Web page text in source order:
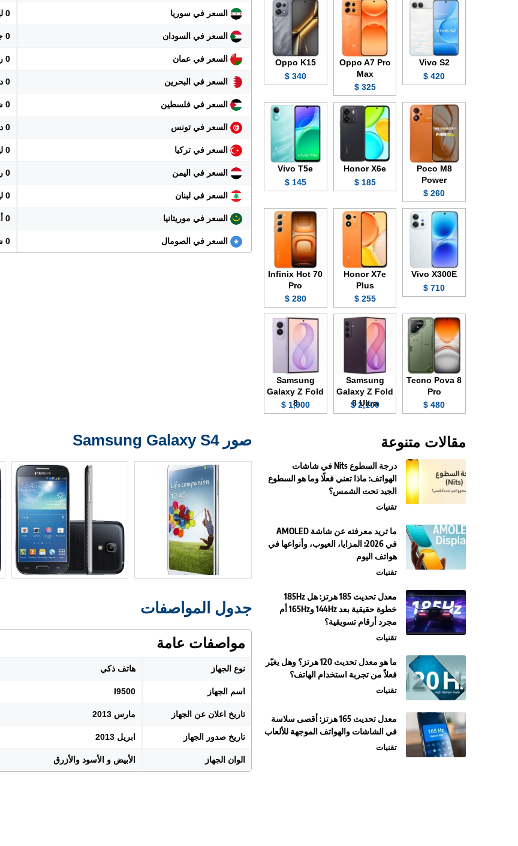
السعر في سوريا 0 ليرة
السعر في السودان 0 جنيه
السعر في عمان 0 ريال
السعر في البحرين 0 دينار
السعر في فلسطين 0 شيكل
السعر في تونس 0 دينار
السعر في تركيا 0 ليرة
السعر في اليمن 0 ريال
السعر في لبنان 0 ليرة
السعر في موريتانيا 0 أوقية
السعر في الصومال 0 شلن
صور Samsung Galaxy S4
جدول المواصفات
مواصفات عامة
نوع الجهاز هاتف ذكي
اسم الجهاز I9500
تاريخ اعلان عن الجهاز مارس 2013
تاريخ صدور الجهاز ابريل 2013
الوان الجهاز الأبيض و الأسود والأزرق
Vivo S2
420 $
Oppo A7 Pro
Max
325 $
Oppo K15
340 $
Poco M8
Power
260 $
Honor X6e
185 $
Vivo T5e
145 $
Vivo X300E
710 $
Honor X7e
Plus
255 $
Infinix Hot 70
Pro
280 $
Tecno Pova 8
Pro
480 $
Samsung
Galaxy Z Fold
8 Ultra
2,100 $
Samsung
Galaxy Z Fold
8
1,900 $
مقالات متنوعة
درجة السطوع Nits في شاشات
الهواتف: ماذا تعني فعلًا وما هو السطوع
الجيد تحت الشمس؟
تقنيات
ما تريد معرفته عن شاشة AMOLED
في 2026: المزايا، العيوب، وأنواعها في
هواتف اليوم
تقنيات
معدل تحديث 185 هرتز: هل 185Hz
خطوة حقيقية بعد 144Hz و165Hz أم
مجرد أرقام تسويقية؟
تقنيات
ما هو معدل تحديث 120 هرتز؟ وهل يغيّر
فعلاً من تجربة استخدام الهاتف؟
تقنيات
معدل تحديث 165 هرتز: أقصى سلاسة
في الشاشات والهواتف الموجهة للألعاب
تقنيات